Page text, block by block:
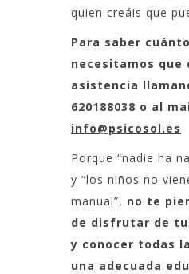
quien creáis que
Para saber
necesitamos que
asistencia
620188038 o al
info@psicosol.es
Porque “nadie ha
y “los niños no
manual”, no te
de disfrutar de
y conocer todas
una adecuada